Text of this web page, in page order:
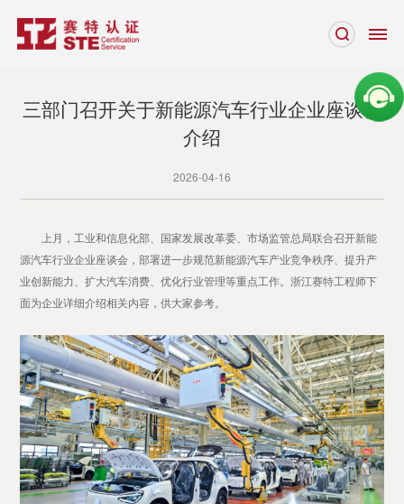
三部门召开关于新能源汽车行业企业座谈会
介绍
2026-04-16
上月，工业和信息化部、国家发展改革委、市场监管总局联合召开新能
源汽车行业企业座谈会，部署进一步规范新能源汽车产业竞争秩序、提升产
业创新能力、扩大汽车消费、优化行业管理等重点工作。浙江赛特工程师下
面为企业详细介绍相关内容，供大家参考。